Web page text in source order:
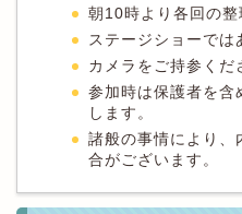
朝10時より各回の整
ステージショーでは
カメラをご持参くだ
参加時は保護者を含
します。
諸般の事情により、
合がございます。